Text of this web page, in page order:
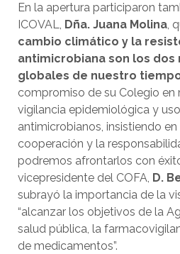
En la apertura participaron
ICOVAL, Dña. Juana Molina,
cambio climático y la
antimicrobiana son los dos
globales de nuestro
compromiso de su Colegio en
vigilancia epidemiológica y
antimicrobianos, insistiendo
cooperación y la
podremos afrontarlos con
vicepresidente del COFA, D.
subrayó la importancia de la
“alcanzar los objetivos de la
salud pública, la
de medicamentos”.